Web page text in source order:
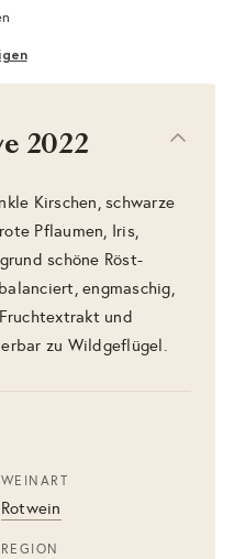
2022
Kirschen, schwarze
Pflaumen, Iris,
schöne Röst-
engmaschig,
und
zu Wildgeflügel.
WEINART
Rotwein
REGION